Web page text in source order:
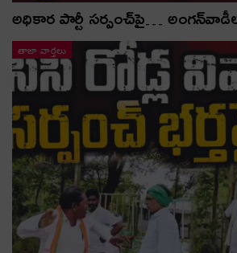
అధికార పార్టీ స‌ర్పంచ్‌పై…
తాజా వార్తలు